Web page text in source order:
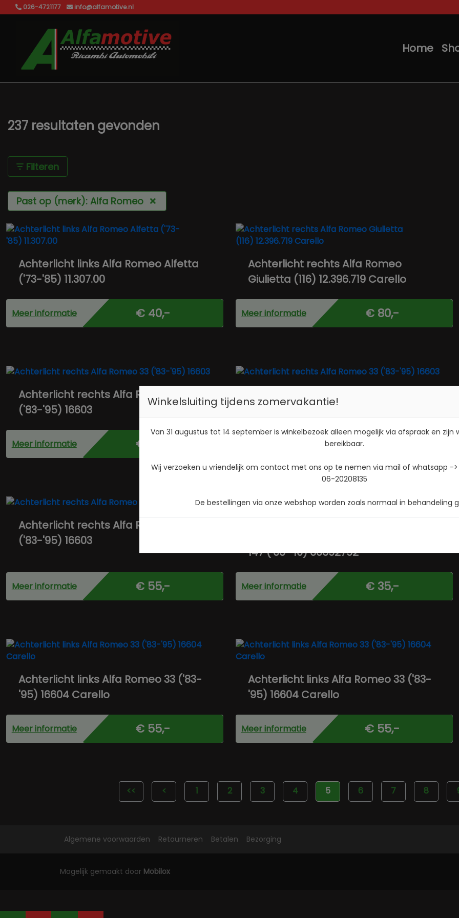
026-4721177 info@alfamotive.nl
Home
237 resultaten gevonden
Filteren
Past op (merk): Alfa Romeo
Achterlicht links Alfa Romeo Alfetta
('73-'85) 11.307.00
Meer informatie € 40,-
Achterlicht rechts Alfa Romeo
Giulietta (116) 12.396.719 Carello
Meer informatie € 80,-
Achterlicht rechts Alfa Romeo 33
('83-'95) 16603
Meer informatie € 25,-
Achterlicht rechts Alfa Romeo 33
('83-'95) 16603
Achterlicht rechts Alfa Romeo 33
('83-'95) 16603
Meer informatie € 55,-
147 ('00-'10) 60692792
Meer informatie € 35,-
Achterlicht links Alfa Romeo 33 ('83-
'95) 16604 Carello
Meer informatie € 55,-
Achterlicht links Alfa Romeo 33 ('83-
'95) 16604 Carello
Meer informatie € 55,-
<< < 1 2 3 4 5 6 7 8
Algemene voorwaarden Retourneren Betalen Bezorging
Mogelijk gemaakt door Mobilox
Winkelsluiting tijdens zomervakantie!
Van 31 augustus tot 14 september is winkelbezoek alleen mogelijk via afspraak en
bereikbaar.
Wij verzoeken u vriendelijk om contact met ons op te nemen via mail of whatsapp -
06-20208135
De bestellingen via onze webshop worden zoals normaal in behandeling